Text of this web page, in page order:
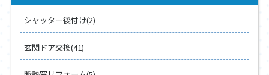
シャッター後付け(2)
玄関ドア交換(41)